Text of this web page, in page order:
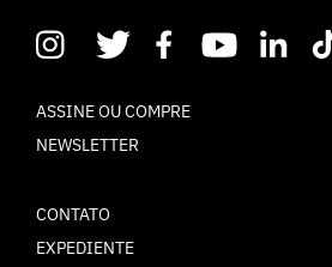
ASSINE OU COMPRE
NEWSLETTER
CONTATO
EXPEDIENTE